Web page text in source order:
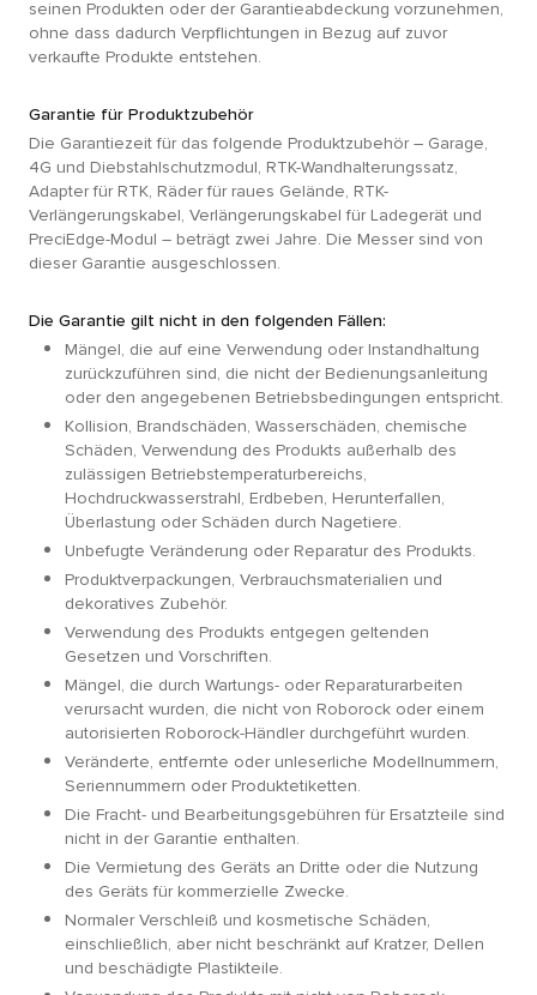
seinen Produkten oder der Garantieabdeckung vorzunehmen,
ohne dass dadurch Verpflichtungen in Bezug auf zuvor
verkaufte Produkte entstehen.
Garantie für Produktzubehör
Die Garantiezeit für das folgende Produktzubehör – Garage,
4G und Diebstahlschutzmodul, RTK-Wandhalterungssatz,
Adapter für RTK, Räder für raues Gelände, RTK-
Verlängerungskabel, Verlängerungskabel für Ladegerät und
PreciEdge-Modul – beträgt zwei Jahre. Die Messer sind von
dieser Garantie ausgeschlossen.
Die Garantie gilt nicht in den folgenden Fällen:
Mängel, die auf eine Verwendung oder Instandhaltung
zurückzuführen sind, die nicht der Bedienungsanleitung
oder den angegebenen Betriebsbedingungen entspricht.
Kollision, Brandschäden, Wasserschäden, chemische
Schäden, Verwendung des Produkts außerhalb des
zulässigen Betriebstemperaturbereichs,
Hochdruckwasserstrahl, Erdbeben, Herunterfallen,
Überlastung oder Schäden durch Nagetiere.
Unbefugte Veränderung oder Reparatur des Produkts.
Produktverpackungen, Verbrauchsmaterialien und
dekoratives Zubehör.
Verwendung des Produkts entgegen geltenden
Gesetzen und Vorschriften.
Mängel, die durch Wartungs- oder Reparaturarbeiten
verursacht wurden, die nicht von Roborock oder einem
autorisierten Roborock-Händler durchgeführt wurden.
Veränderte, entfernte oder unleserliche Modellnummern,
Seriennummern oder Produktetiketten.
Die Fracht- und Bearbeitungsgebühren für Ersatzteile sind
nicht in der Garantie enthalten.
Die Vermietung des Geräts an Dritte oder die Nutzung
des Geräts für kommerzielle Zwecke.
Normaler Verschleiß und kosmetische Schäden,
einschließlich, aber nicht beschränkt auf Kratzer, Dellen
und beschädigte Plastikteile.